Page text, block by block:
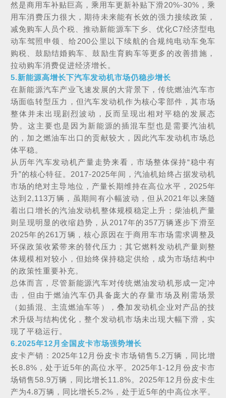
然是商用车补贴巨高，乘用车更新补贴下滑20%-30%，乘
用车消费压力很大，期待未来能有长效的强力接续政策，
减免购车人员个税、推动新能源车下乡、优化C7经济型电
动车驾照申领、给200公里以下续航的合规纯电动车免车
购税、鼓励结婚购车、鼓励生育购车等更多的改善措施，
拉动购车消费促进经济增长。
5.新能源高增长下汽车发动机市场仍稳步增长
在新能源汽车产业飞速发展的大背景下，传统燃油汽车市
场面临转型压力，但汽车发动机作为核心零部件，其市场
整体并未出现剧烈波动，反而呈现出相对平稳的发展态
势。这主要也是因为新能源的插混车型也是需要汽油机
的，加之燃油车出口的贡献较大，因此汽车发动机市场总
体平稳。
从历年汽车发动机产量走势来看，市场整体保持“稳中有
升”的核心特征。2017-2025年间，汽油机始终占据发动机
市场的绝对主导地位，产量长期维持在高位水平，2025年
达到2,113万辆，虽期间有小幅波动，但从2021年以来随
着出口增长的汽油发动机整体规模稳定上升；柴油机产量
则呈现明显的收缩趋势，从2017年的357万辆逐步下滑至
2025年的261万辆，核心原因在于商用车市场需求调整及
环保政策收紧带来的替代压力；其它燃料发动机产量则整
体规模相对较小，但始终保持稳定供给，成为市场结构中
的政策性重要补充。
总体而言，尽管新能源汽车对传统燃油发动机形成一定冲
击，但由于燃油汽车仍具备庞大的存量市场及刚需场景
（如插混、主流燃油车等），叠加发动机企业对产品的技
术升级与结构优化，整个发动机市场未出现大幅下滑，实
现了平稳运行。
6.2025年12月全国皮卡市场强势增长
皮卡产销：2025年12月份皮卡市场销售5.2万辆，同比增
长8.8%，处于近5年的高位水平。2025年1-12月份皮卡市
场销售58.9万辆，同比增长11.8%。2025年12月份皮卡生
产为4.8万辆，同比增长5.2%，处于近5年的中高位水平。